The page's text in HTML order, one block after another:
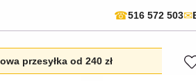
☎516 572 503✉
przesyłka od 240 zł